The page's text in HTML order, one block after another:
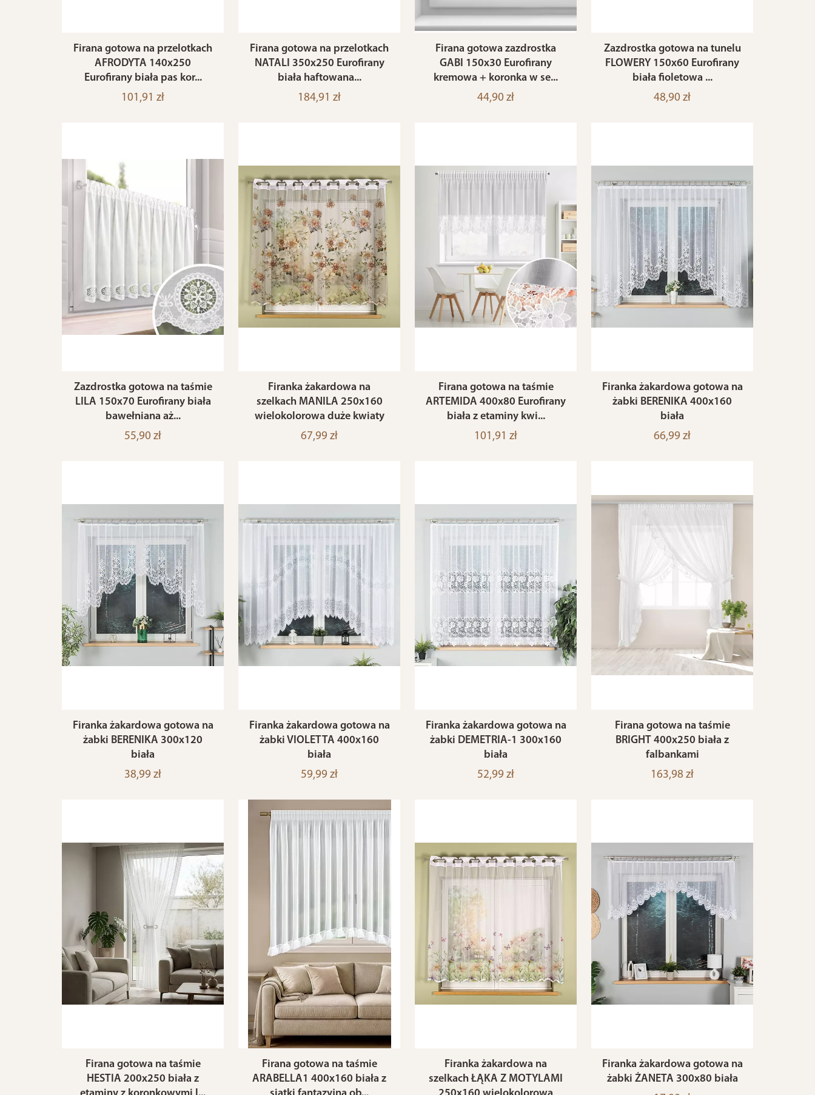
Firana gotowa na przelotkach
AFRODYTA 140x250
Eurofirany biała pas kor...
101,91 zł
Firana gotowa na przelotkach
NATALI 350x250 Eurofirany
biała haftowana...
184,91 zł
Firana gotowa zazdrostka
GABI 150x30 Eurofirany
kremowa + koronka w se...
44,90 zł
Zazdrostka gotowa na tunelu
FLOWERY 150x60 Eurofirany
biała fioletowa ...
48,90 zł
Zazdrostka gotowa na taśmie
LILA 150x70 Eurofirany biała
bawełniana aż...
55,90 zł
Firanka żakardowa na
szelkach MANILA 250x160
wielokolorowa duże kwiaty
67,99 zł
Firana gotowa na taśmie
ARTEMIDA 400x80 Eurofirany
biała z etaminy kwi...
101,91 zł
Firanka żakardowa gotowa na
żabki BERENIKA 400x160
biała
66,99 zł
Firanka żakardowa gotowa na
żabki BERENIKA 300x120
biała
38,99 zł
Firanka żakardowa gotowa na
żabki VIOLETTA 400x160
biała
59,99 zł
Firanka żakardowa gotowa na
żabki DEMETRIA-1 300x160
biała
52,99 zł
Firana gotowa na taśmie
BRIGHT 400x250 biała z
falbankami
163,98 zł
Firana gotowa na taśmie
HESTIA 200x250 biała z
Firana gotowa na taśmie
ARABELLA1 400x160 biała z
Firanka żakardowa na
szelkach ŁĄKA Z MOTYLAMI
Firanka żakardowa gotowa na
żabki ŻANETA 300x80 biała